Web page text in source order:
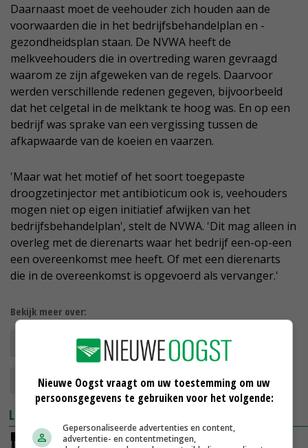
Daarnaast moet de veehouder zich houden aan de
voorwaarden die in het bedrijfsbehandelplan en -
gezondheidsplan staan. De NVWA heeft de
melkveehouders die in overtreding waren gevraagd
waarom ze zijn afgeweken van de regels. Daarvoor
werden verschillende redenen gegeven, bijvoorbeeld
dat het celgetal in de melktank te hoog was. En op een
bedrijf was sprake van een vergissing tussen de
afkapwaarde van de koeien en vaarzen.
'Maar wat het motief of het soort toegepaste
droogzetinjector met antibioticum ook is, veehouders
mogen niet op eigen initiatief afwijken van het
bedrijfsbehandelplan', stelt de NVWA. 'Dit mag alleen in
overleg met de dierenarts waar het bedrijf een-op-een
een overeenkomst mee heeft. Of met een dierenarts
die in de overeenkomst is opgevoerd als vervanger.'
Bekijk meer over:
antibioticareductie NVWA
diergezondheid rundvee
LEES OOK
Gebruik antibiotica in veehouderij
Nieuwe Oogst vraagt om uw toestemming om uw
persoonsgegevens te gebruiken voor het volgende:
Gepersonaliseerde advertenties en content,
advertentie- en contentmetingen,